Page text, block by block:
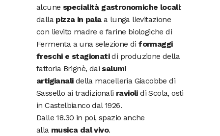
alcune specialità gastronomiche locali:
dalla pizza in palaa lunga lievitazione
con lievito madre e farine biologiche di
Fermenta a una selezione diformaggi
freschi e stagionatidi produzione della
fattoria Brignè, dai salumi
artigianalidella macelleria Giacobbe di
Sassello ai tradizionali raviolidi Scola, osti
in Castelbianco dal 1926.
Dalle 18.30 in poi, spazio anche
alla musica dal vivo.